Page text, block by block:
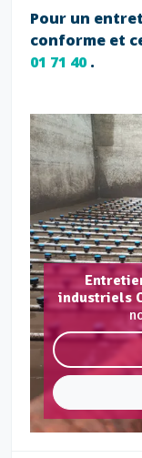
Pour un
conforme et
01 71 40.
industriels